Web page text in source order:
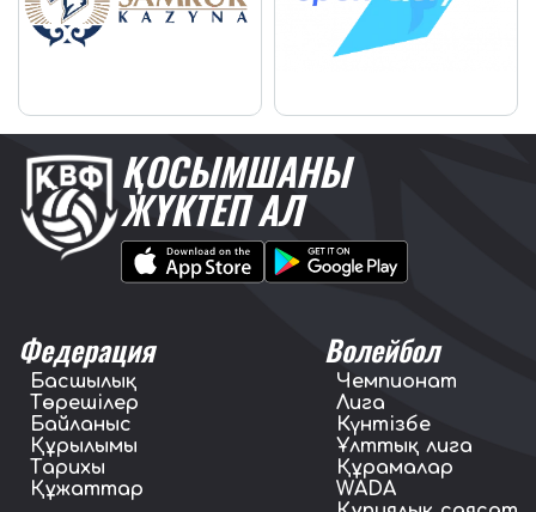
ҚОСЫМШАНЫ
ЖҮКТЕП АЛ
Федерация
Басшылық
Төрешілер
Байланыс
Құрылымы
Тарихы
Құжаттар
Волейбол
Чемпионат
Лига
Күнтізбе
Ұлттық лига
Құрамалар
WADA